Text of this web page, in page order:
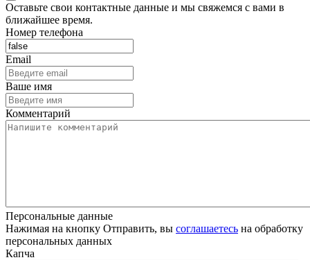
Оставьте свои контактные данные и мы свяжемся с вами в
ближайшее время.
Номер телефона
Email
Ваше имя
Комментарий
Персональные данные
Нажимая на кнопку Отправить, вы соглашаетесь на обработку
персональных данных
Капча